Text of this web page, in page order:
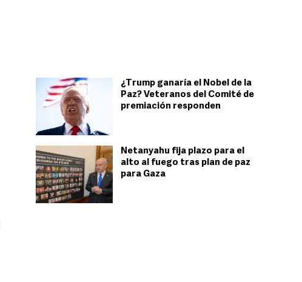
¿Trump ganaría el Nobel de la
Paz? Veteranos del Comité de
premiación responden
Netanyahu fija plazo para el
alto al fuego tras plan de paz
para Gaza